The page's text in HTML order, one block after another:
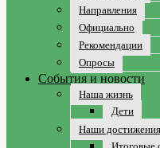
Направления
Официально
Рекомендации
Опросы
События и новости
Наша жизнь
Дети
Наши достижения